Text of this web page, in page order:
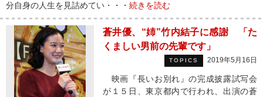
分自身の人生を見詰めてい・・・ 続きを読む
蒼井優、“姉”竹内結子に感謝 「た
くましい男前の先輩です」
TOPICS 2019年5月16日
映画『長いお別れ』の完成披露試写会
が１５日、東京都内で行われ、出演の蒼